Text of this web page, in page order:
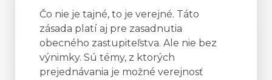
Čo nie je tajné, to je verejné. Táto
zásada platí aj pre zasadnutia
obecného zastupiteľstva. Ale nie bez
výnimky. Sú témy, z ktorých
prejednávania je možné verejnosť